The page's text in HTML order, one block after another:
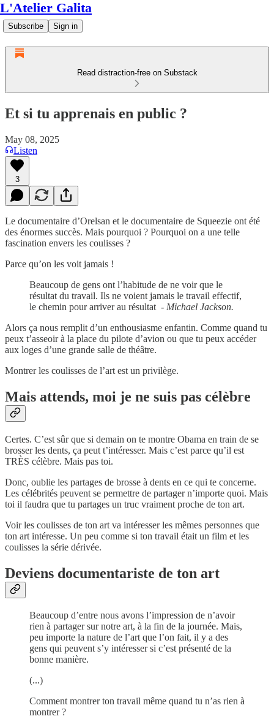
L'Atelier Galita
Subscribe Sign in
Read distraction-free on Substack
Et si tu apprenais en public ?
May 08, 2025
Listen
3
Le documentaire d’Orelsan et le documentaire de Squeezie ont été
des énormes succès. Mais pourquoi ? Pourquoi on a une telle
fascination envers les coulisses ?
Parce qu’on les voit jamais !
Beaucoup de gens ont l’habitude de ne voir que le
résultat du travail. Ils ne voient jamais le travail effectif,
le chemin pour arriver au résultat - Michael Jackson.
Alors ça nous remplit d’un enthousiasme enfantin. Comme quand tu
peux t’asseoir à la place du pilote d’avion ou que tu peux accéder
aux loges d’une grande salle de théâtre.
Montrer les coulisses de l’art est un privilège.
Mais attends, moi je ne suis pas célèbre
Certes. C’est sûr que si demain on te montre Obama en train de se
brosser les dents, ça peut t’intéresser. Mais c’est parce qu’il est
TRÈS célèbre. Mais pas toi.
Donc, oublie les partages de brosse à dents en ce qui te concerne.
Les célébrités peuvent se permettre de partager n’importe quoi. Mais
toi il faudra que tu partages un truc vraiment proche de ton art.
Voir les coulisses de ton art va intéresser les mêmes personnes que
ton art intéresse. Un peu comme si ton travail était un film et les
coulisses la série dérivée.
Deviens documentariste de ton art
Beaucoup d’entre nous avons l’impression de n’avoir
rien à partager sur notre art, à la fin de la journée. Mais,
peu importe la nature de l’art que l’on fait, il y a des
gens qui peuvent s’y intéresser si c’est présenté de la
bonne manière.
(...)
Comment montrer ton travail même quand tu n’as rien à
montrer ?